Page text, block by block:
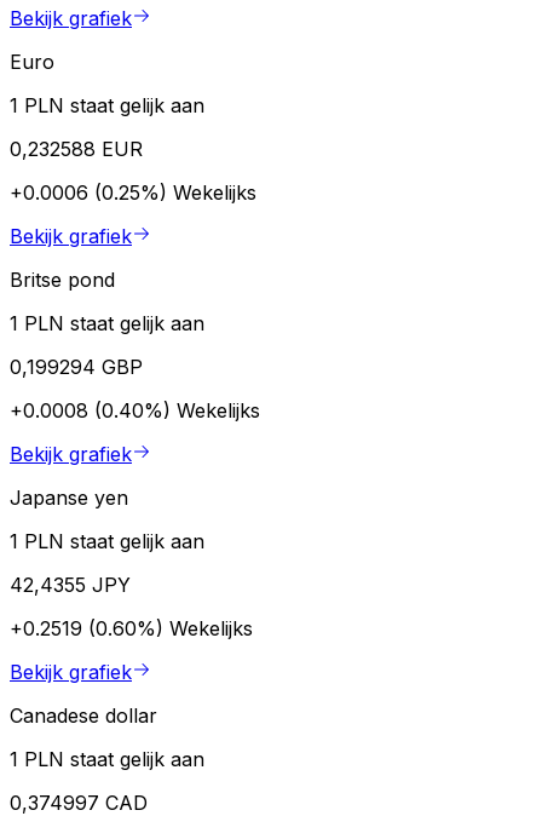
Bekijk grafiek
Euro
1 PLN staat gelijk aan
0,232588 EUR
+0.0006 (0.25%) Wekelijks
Bekijk grafiek
Britse pond
1 PLN staat gelijk aan
0,199294 GBP
+0.0008 (0.40%) Wekelijks
Bekijk grafiek
Japanse yen
1 PLN staat gelijk aan
42,4355 JPY
+0.2519 (0.60%) Wekelijks
Bekijk grafiek
Canadese dollar
1 PLN staat gelijk aan
0,374997 CAD